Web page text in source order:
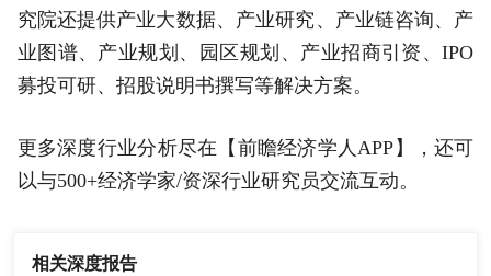
究院还提供产业大数据、产业研究、产业链咨询、产
业图谱、产业规划、园区规划、产业招商引资、IPO
募投可研、招股说明书撰写等解决方案。
更多深度行业分析尽在【前瞻经济学人APP】，还可
以与500+经济学家/资深行业研究员交流互动。
相关深度报告